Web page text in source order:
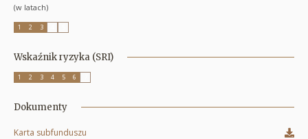
(w latach)
1 2 3
Wskaźnik ryzyka (SRI)
1 2 3 4 5 6
Dokumenty
Karta subfunduszu